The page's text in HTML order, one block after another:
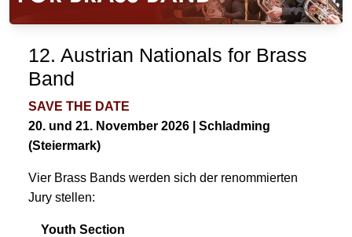
12. Austrian Nationals for Brass
Band
SAVE THE DATE
20. und 21. November 2026 | Schladming
(Steiermark)
Vier Brass Bands werden sich der renommierten
Jury stellen:
Youth Section